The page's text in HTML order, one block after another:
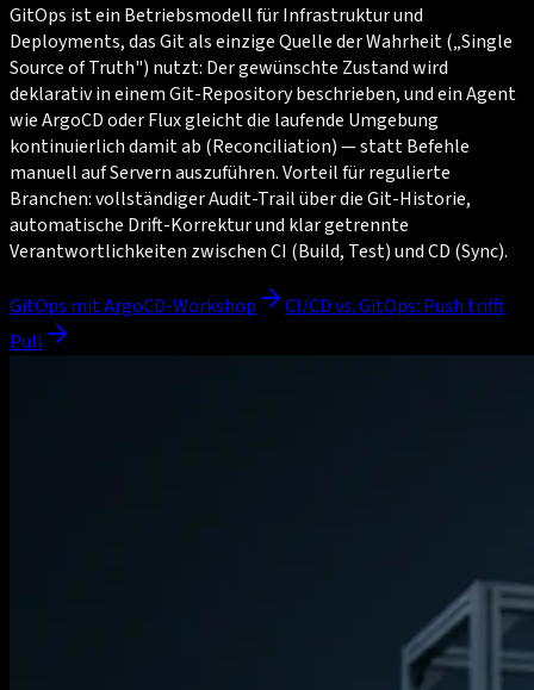
GitOps ist ein Betriebsmodell für Infrastruktur und
Deployments, das Git als einzige Quelle der Wahrheit („Single
Source of Truth") nutzt: Der gewünschte Zustand wird
deklarativ in einem Git-Repository beschrieben, und ein Agent
wie ArgoCD oder Flux gleicht die laufende Umgebung
kontinuierlich damit ab (Reconciliation) — statt Befehle
manuell auf Servern auszuführen. Vorteil für regulierte
Branchen: vollständiger Audit-Trail über die Git-Historie,
automatische Drift-Korrektur und klar getrennte
Verantwortlichkeiten zwischen CI (Build, Test) und CD (Sync).
GitOps mit ArgoCD-Workshop
CI/CD vs. GitOps: Push trifft
Pull